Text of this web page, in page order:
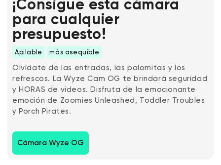
¡Consigue esta cámara
para cualquier
presupuesto!
Apilable más asequible
Olvídate de las entradas, las palomitas y los
refrescos. La Wyze Cam OG te brindará seguridad
y HORAS de videos. Disfruta de la emocionante
emoción de Zoomies Unleashed, Toddler Troubles
y Porch Pirates.
Cámara Wyze OG